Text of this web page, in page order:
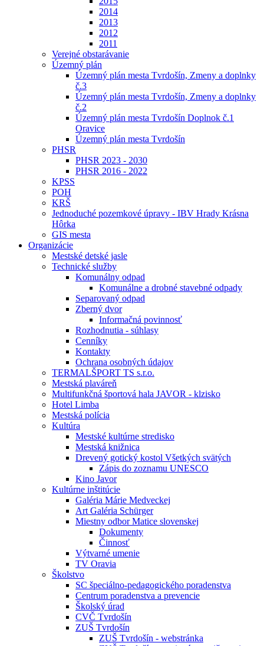
2014
2013
2012
2011
Verejné obstarávanie
Územný plán
Územný plán mesta Tvrdošín, Zmeny a doplnky
č.3
Územný plán mesta Tvrdošín, Zmeny a doplnky
č.2
Územný plán mesta Tvrdošín Doplnok č.1
Oravice
Územný plán mesta Tvrdošín
PHSR
PHSR 2023 - 2030
PHSR 2016 - 2022
KPSS
POH
KRŠ
Jednoduché pozemkové úpravy - IBV Hrady Krásna
Hôrka
GIS mesta
Organizácie
Mestské detské jasle
Technické služby
Komunálny odpad
Komunálne a drobné stavebné odpady
Separovaný odpad
Zberný dvor
Informačná povinnosť
Rozhodnutia - súhlasy
Cenníky
Kontakty
Ochrana osobných údajov
TERMALŠPORT TS s.r.o.
Mestská plaváreň
Multifunkčná športová hala JAVOR - klzisko
Hotel Limba
Mestská polícia
Kultúra
Mestské kultúrne stredisko
Mestská knižnica
Drevený gotický kostol Všetkých svätých
Zápis do zoznamu UNESCO
Kino Javor
Kultúrne inštitúcie
Galéria Márie Medveckej
Art Galéria Schürger
Miestny odbor Matice slovenskej
Dokumenty
Činnosť
Výtvarné umenie
TV Oravia
Školstvo
SC špeciálno-pedagogického poradenstva
Centrum poradenstva a prevencie
Školský úrad
CVČ Tvrdošín
ZUŠ Tvrdošín
ZUŠ Tvrdošín - webstránka